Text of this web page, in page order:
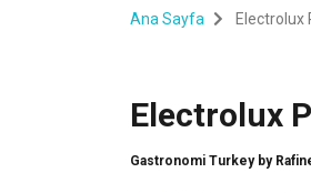
Ana Sayfa Electrolux
Electrolux
Gastronomi Turkey by